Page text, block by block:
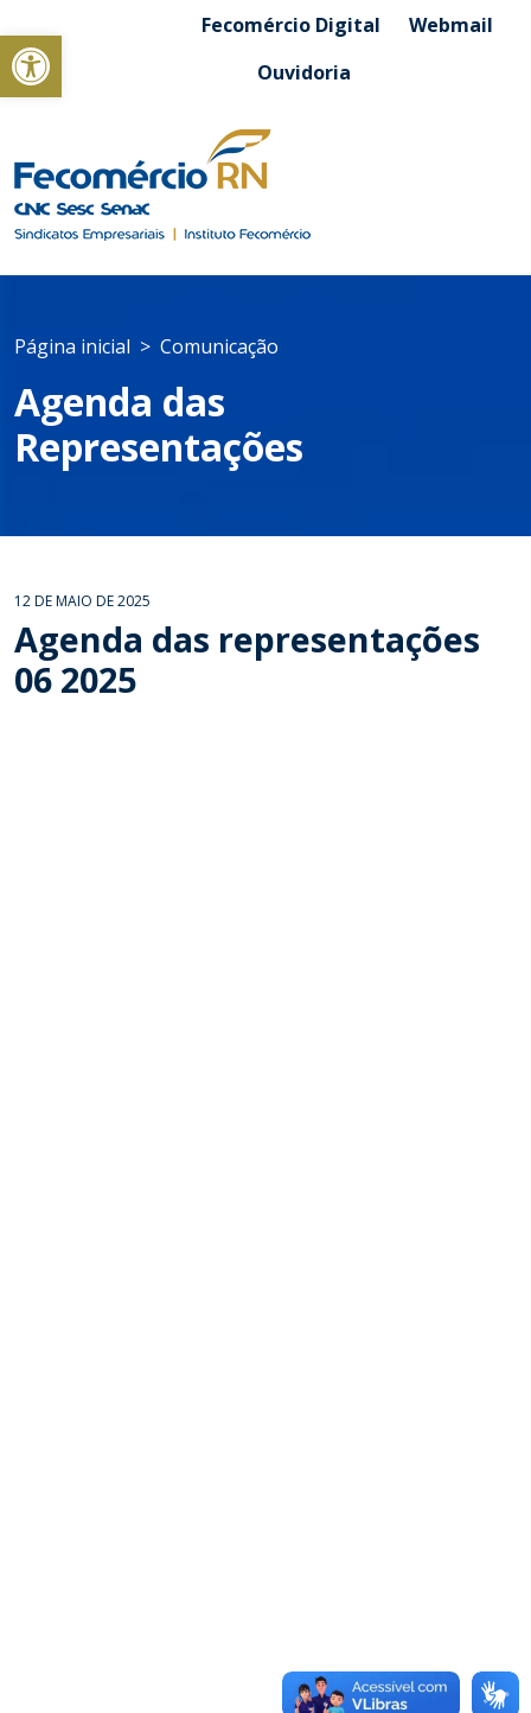
Abrir a barra de ferramentasFecomércio Digital
Webmail
Ouvidoria
Página inicial Comunicação
Agenda das
Representações
12 DE MAIO DE 2025
Agenda das representações
06 2025